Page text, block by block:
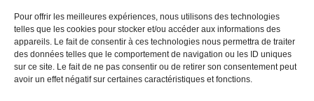
Pour offrir les meilleures expériences, nous utilisons des technologies
telles que les cookies pour stocker et/ou accéder aux informations des
appareils. Le fait de consentir à ces technologies nous permettra de traiter
des données telles que le comportement de navigation ou les ID uniques
sur ce site. Le fait de ne pas consentir ou de retirer son consentement peut
avoir un effet négatif sur certaines caractéristiques et fonctions.
© Regards Parisiens 2011-2026.